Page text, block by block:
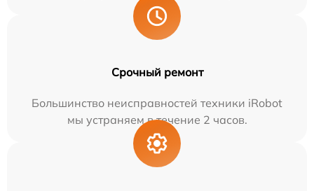
Срочный ремонт
Большинство неисправностей техники iRobot
мы устраняем в течение 2 часов.